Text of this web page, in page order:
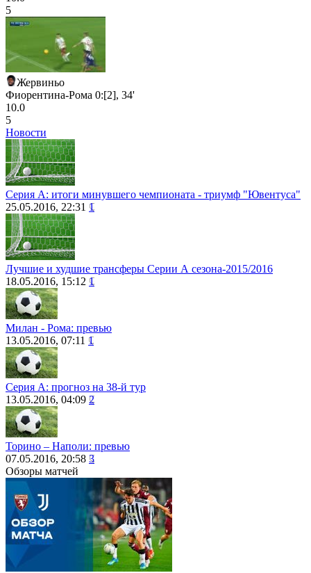
5
Жервиньо
Фиорентина-Рома 0:[2], 34'
10.0
5
Новости
Серия А: итоги минувшего чемпионата - триумф "Ювентуса"
25.05.2016, 22:31 1
Лучшие и худшие трансферы Серии А сезона-2015/2016
18.05.2016, 15:12 1
Милан - Рома: превью
13.05.2016, 07:11 1
Серия А: прогноз на 38-й тур
13.05.2016, 04:09 2
Торино – Наполи: превью
07.05.2016, 20:58 3
Обзоры матчей